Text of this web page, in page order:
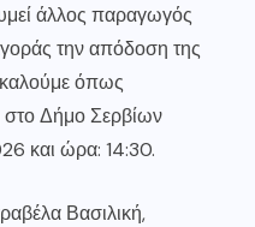
άλλος παραγωγός
την απόδοση της
όπως
στο Δήμο Σερβίων
και ώρα: 14:30.
Βασιλική,